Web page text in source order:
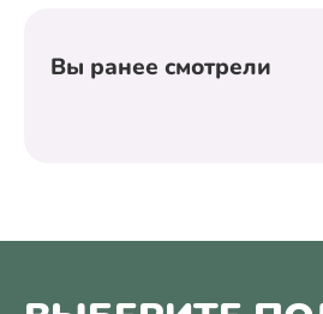
Вы ранее смотрели